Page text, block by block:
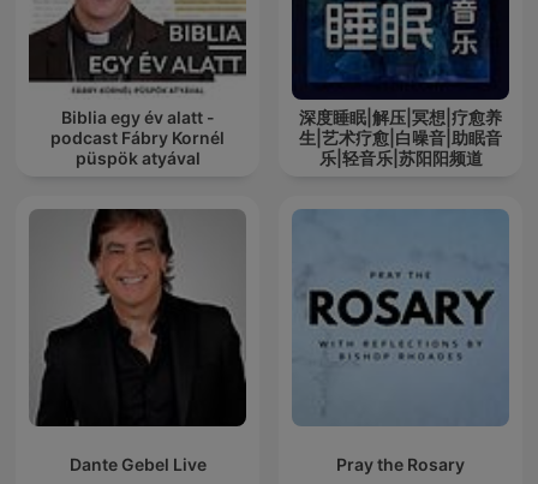
Biblia egy év alatt -
podcast Fábry Kornél
püspök atyával
深度睡眠|解压|冥想|疗愈养
生|艺术疗愈|白噪音|助眠音
乐|轻音乐|苏阳阳频道
Dante Gebel Live Pray the Rosary